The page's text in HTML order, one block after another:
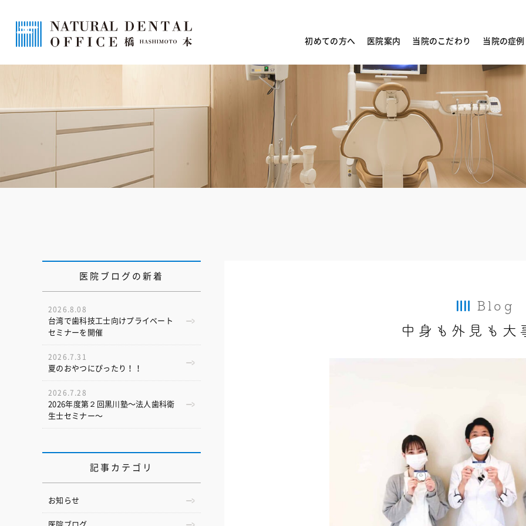
初めての方へ 医院案内 当院のこだわり 当院の症例
Blog
中身も外見も大
医院ブログの新着
2026.8.08
台湾で歯科技工士向けプライベート
セミナーを開催
2026.7.31
夏のおやつにぴったり！！
2026.7.28
2026年度第２回黒川塾〜法人歯科衛
生士セミナー〜
記事カテゴリ
お知らせ